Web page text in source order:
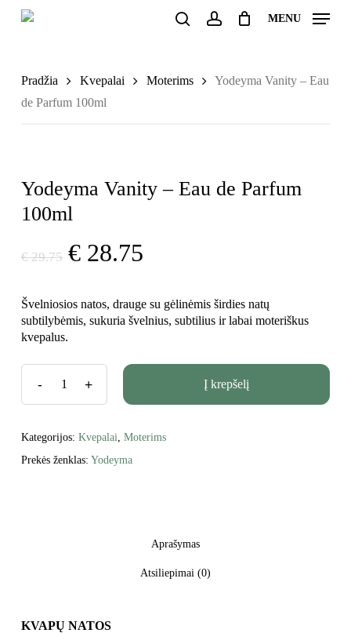
Skip
MENU
Pradžia Kvepalai Moterims
Yodeyma Vanity – Eau
de Parfum 100ml
Yodeyma Vanity – Eau de Parfum
100ml
€29.75 Original
was:
€ 29.75.
€28.75Current
is:
€ 28.75.
Švelniosios natos, drauge su gėlinėmis širdies natų
subtilybėmis, sukuria švelnius, subtilius ir labai moteriškus
kvepalus.
Į krepšelį
Kategorijos: Kvepalai Moterims
Prekės ženklas: Yodeyma
Aprašymas
Atsiliepimai (0)
KVAPŲ NATOS